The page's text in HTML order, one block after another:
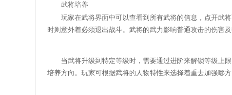
武将培养
玩家在武将界面中可以查看到所有武将的信息，点开武将
时则意外着必须退出战斗。武将的武力影响普通攻击的伤害
当武将升级到特定等级时，需要通过进阶来解锁等级上限
培养方向。玩家可根据武将的人物特性来选择着重去加强哪方